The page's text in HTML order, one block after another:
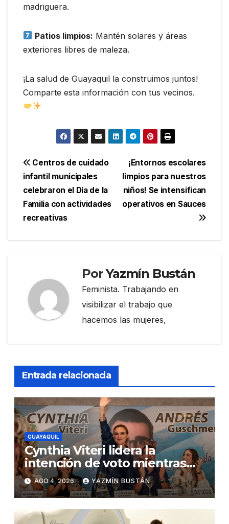
madriguera.
Patios limpios: Mantén solares y áreas
exteriores libres de maleza.
¡La salud de Guayaquil la construimos juntos!
Comparte esta información con tus vecinos.
Navegación
de
entradas
¡Entornos escolares
limpios para nuestros
niños! Se intensifican
operativos en Sauces
Centros de cuidado
infantil municipales
celebraron el Día de la
Familia con actividades
recreativas
PorYazmín Bustán
Feminista. Trabajando en
visibilizar el trabajo que
hacemos las mujeres,
Entrada relacionada
GUAYAQUIL
Cynthia Viteri lidera la
intención de voto mientras
Andrés Guschmer muestra
un destacado crecimiento,
según AtlasIntel
AGO 4, 2026 YAZMÍN BUSTÁN